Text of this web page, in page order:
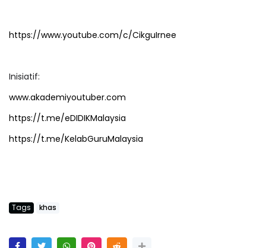
https://www.youtube.com/c/CikguIrnee
Inisiatif:
www.akademiyoutuber.com
https://t.me/eDIDIKMalaysia
https://t.me/KelabGuruMalaysia
Tags khas